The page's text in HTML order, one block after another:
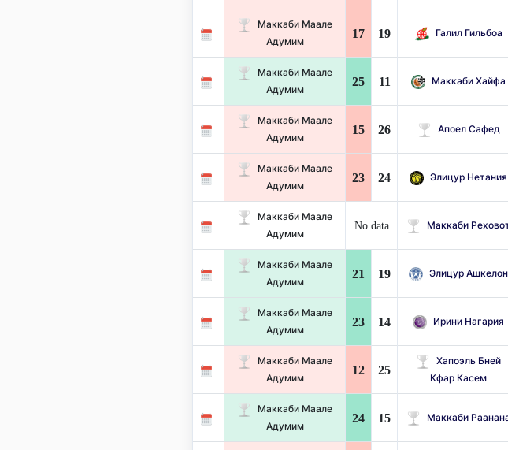
Маккаби Маале
Адумим
17 19 Галил Гильбоа
Маккаби Маале
Адумим
25 11 Маккаби Хайфа
Маккаби Маале
Адумим
15 26 Апоел Сафед
Маккаби Маале
Адумим
23 24 Элицур Нетания
Маккаби Маале
Адумим
No data Маккаби
Маккаби Маале
Адумим
21 19 Элицур Ашкелон
Маккаби Маале
Адумим
23 14 Ирини Нагария
Маккаби Маале
Адумим
12 25
Хапоэль Бней
Кфар Касем
Маккаби Маале
Адумим
24 15 Маккаби